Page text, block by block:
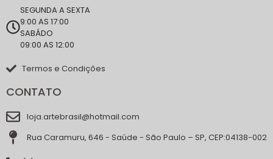
SEGUNDA A SEXTA
9:00 AS 17:00
SABÁDO
09:00 AS 12:00
Termos e Condições
CONTATO
loja.artebrasil@hotmail.com
Rua Caramuru, 646 - Saúde - São Paulo – SP, CEP:04138-002